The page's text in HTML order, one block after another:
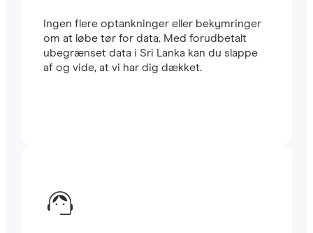
Ingen flere optankninger eller bekymringer
om at løbe tør for data. Med forudbetalt
ubegrænset data i Sri Lanka kan du slappe
af og vide, at vi har dig dækket.